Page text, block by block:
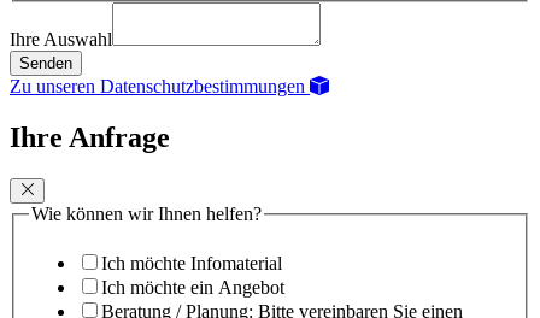
Ihre Auswahl
Senden
Zu unseren Datenschutzbestimmungen
Ihre Anfrage
Wie können wir Ihnen helfen?
Ich möchte Infomaterial
Ich möchte ein Angebot
Beratung / Planung: Bitte vereinbaren Sie einen